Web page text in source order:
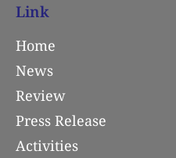
Link
Home
News
Review
Press Release
Activities